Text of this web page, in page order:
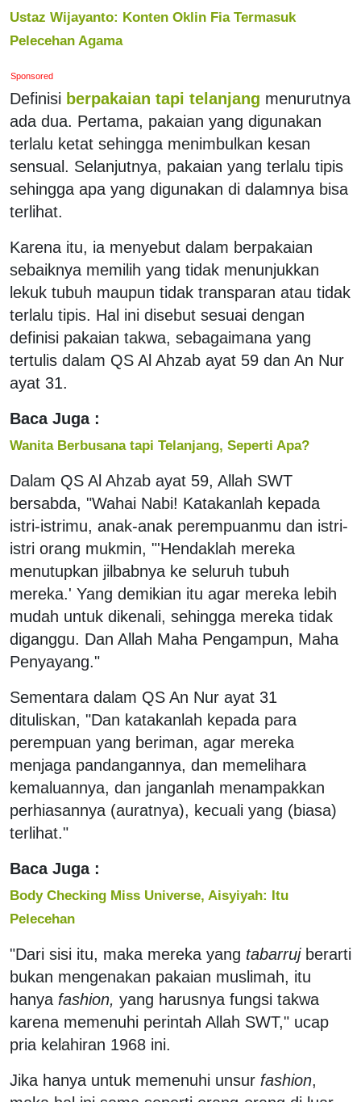
Ustaz Wijayanto: Konten Oklin Fia Termasuk
Pelecehan Agama
Sponsored
Definisi berpakaian tapi telanjang menurutnya
ada dua. Pertama, pakaian yang digunakan
terlalu ketat sehingga menimbulkan kesan
sensual. Selanjutnya, pakaian yang terlalu tipis
sehingga apa yang digunakan di dalamnya bisa
terlihat.
Karena itu, ia menyebut dalam berpakaian
sebaiknya memilih yang tidak menunjukkan
lekuk tubuh maupun tidak transparan atau tidak
terlalu tipis. Hal ini disebut sesuai dengan
definisi pakaian takwa, sebagaimana yang
tertulis dalam QS Al Ahzab ayat 59 dan An Nur
ayat 31.
Baca Juga :
Wanita Berbusana tapi Telanjang, Seperti Apa?
Dalam QS Al Ahzab ayat 59, Allah SWT
bersabda, "Wahai Nabi! Katakanlah kepada
istri-istrimu, anak-anak perempuanmu dan istri-
istri orang mukmin, "'Hendaklah mereka
menutupkan jilbabnya ke seluruh tubuh
mereka.' Yang demikian itu agar mereka lebih
mudah untuk dikenali, sehingga mereka tidak
diganggu. Dan Allah Maha Pengampun, Maha
Penyayang."
Sementara dalam QS An Nur ayat 31
dituliskan, "Dan katakanlah kepada para
perempuan yang beriman, agar mereka
menjaga pandangannya, dan memelihara
kemaluannya, dan janganlah menampakkan
perhiasannya (auratnya), kecuali yang (biasa)
terlihat."
Baca Juga :
Body Checking Miss Universe, Aisyiyah: Itu
Pelecehan
"Dari sisi itu, maka mereka yang tabarrujberarti
bukan mengenakan pakaian muslimah, itu
hanya fashion, yang harusnya fungsi takwa
karena memenuhi perintah Allah SWT," ucap
pria kelahiran 1968 ini.
Jika hanya untuk memenuhi unsur fashion,